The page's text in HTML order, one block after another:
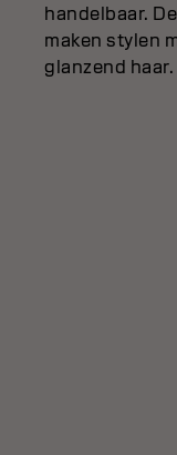
handelbaar.
maken stylen
glanzend haar.